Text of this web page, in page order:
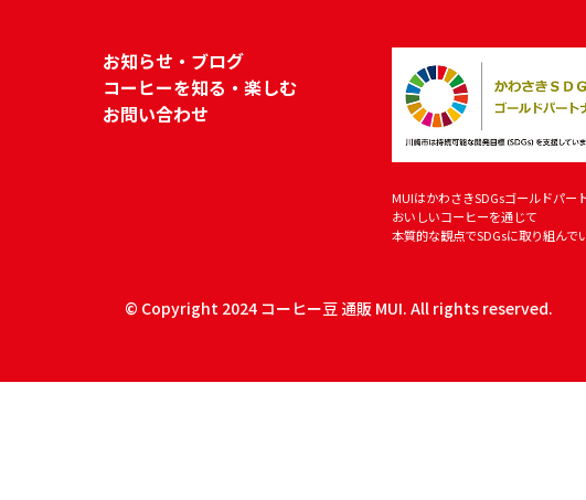
お知らせ・ブログ
コーヒーを知る・楽しむ
お問い合わせ
MUIはかわさきSDGsゴールドパー
おいしいコーヒーを通じて
本質的な観点でSDGsに取り組んで
© Copyright 2024 コーヒー豆 通販 MUI. All rights reserved.